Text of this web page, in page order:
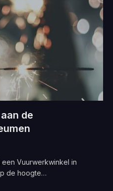
de
Vuurwerkwinkel in
de hoogte…